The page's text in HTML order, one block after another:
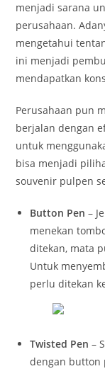
menjadi sarana
perusahaan.
mengetahui
ini menjadi
mendapatkan
Perusahaan pun
berjalan dengan
untuk
bisa menjadi
souvenir pulpen
Button Pen –
menekan
ditekan, mata
Untuk
perlu ditekan
Twisted Pen–
dengan button